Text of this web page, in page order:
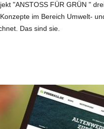
"ANSTOSS FÜR GRÜN "
im Bereich Umwelt-
Das sind sie.